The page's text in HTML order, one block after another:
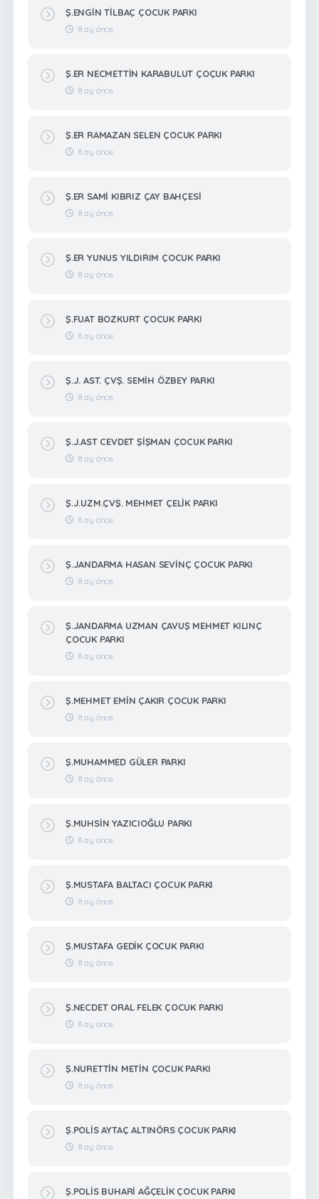
Ş.ENGİN TİLBAÇ ÇOCUK PARKI
8 ay önce
Ş.ER NECMETTİN KARABULUT ÇOÇUK PARKI
8 ay önce
Ş.ER RAMAZAN SELEN ÇOCUK PARKI
8 ay önce
Ş.ER SAMİ KIBRIZ ÇAY BAHÇESİ
8 ay önce
Ş.ER YUNUS YILDIRIM ÇOCUK PARKI
8 ay önce
Ş.FUAT BOZKURT ÇOCUK PARKI
8 ay önce
Ş.J. AST. ÇVŞ. SEMİH ÖZBEY PARKI
8 ay önce
Ş.J.AST CEVDET ŞİŞMAN ÇOCUK PARKI
8 ay önce
Ş.J.UZM.ÇVŞ. MEHMET ÇELİK PARKI
8 ay önce
Ş.JANDARMA HASAN SEVİNÇ ÇOCUK PARKI
8 ay önce
Ş.JANDARMA UZMAN ÇAVUŞ MEHMET KILINÇ
ÇOCUK PARKI
8 ay önce
Ş.MEHMET EMİN ÇAKIR ÇOCUK PARKI
8 ay önce
Ş.MUHAMMED GÜLER PARKI
8 ay önce
Ş.MUHSİN YAZICIOĞLU PARKI
8 ay önce
Ş.MUSTAFA BALTACI ÇOCUK PARKI
8 ay önce
Ş.MUSTAFA GEDİK ÇOCUK PARKI
8 ay önce
Ş.NECDET ORAL FELEK ÇOCUK PARKI
8 ay önce
Ş.NURETTİN METİN ÇOCUK PARKI
8 ay önce
Ş.POLİS AYTAÇ ALTINÖRS ÇOCUK PARKI
8 ay önce
Ş.POLİS BUHARİ AĞÇELİK ÇOCUK PARKI